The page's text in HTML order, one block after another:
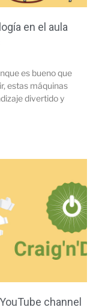
en el aula
es bueno que
estas máquinas
divertido y
channel